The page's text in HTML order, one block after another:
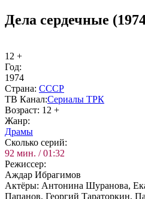
Дела сердечные
12 +
Год:
1974
Стра­на: СССР
ТВ Ка­нал:Се­риа­лы ТРК
Воз­раст: 12 +
Жанр:
Дра­мы
Сколь­ко се­рий:
92 мин. / 01:32
Ре­жис­сер:
Аждар Ибрагимов
Ак­тё­ры: Антонина Шуранова,
Папанов, Георгий Тараторкин,